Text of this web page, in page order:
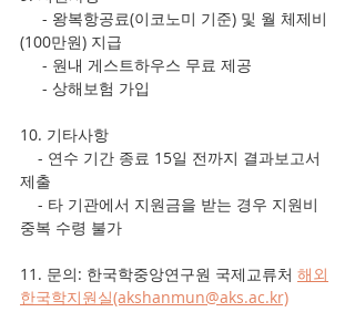
(100만원) 지급
     - 원내 게스트하우스 무료 제공
     - 상해보험 가입
10. 기타사항
제출
중복 수령 불가
11. 문의: 한국학중앙연구원 국제교류처 해외
한국학지원실(akshanmun@aks.ac.kr)